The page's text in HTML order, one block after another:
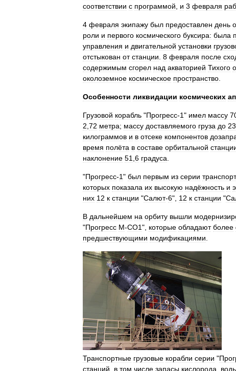
соответствии с программой и 3 февраля
4 февраля экипажу был предоставлен день
роли и первого космического буксира: была
управления и двигательной установки
отстыкован от станции 8 февраля после
содержимым сгорел над акваторией Тихого
околоземное космическое пространство
Особенности ликвидации космических
Грузовой корабль "Прогресс-1" имел массу
2 72 метра; массу доставляемого груза до
килограммов и в отсеке компонентов
время полёта в составе орбитальной
наклонение 51 6 градуса
"Прогресс-1" был первым из серии
которых показала их высокую надёжность и
них 12 к станции "Салют-6", 12 к станции "
В дальнейшем на орбиту вышли
"Прогресс М-СО1", которые обладают более
предшествующими модификациями
Транспортные грузовые корабли серии "
станций
в том числе запасы кислорода